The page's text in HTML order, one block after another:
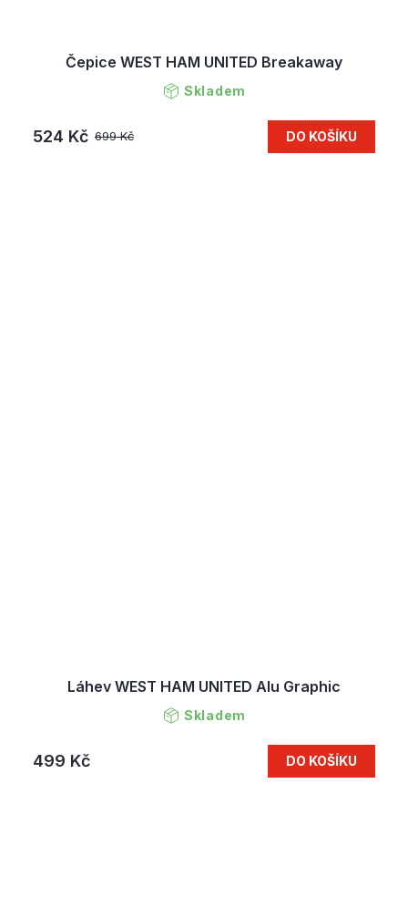
Čepice WEST HAM UNITED Breakaway
Skladem
699 Kč
524 Kč DO KOŠÍKU
Láhev WEST HAM UNITED Alu Graphic
Skladem
499 Kč DO KOŠÍKU